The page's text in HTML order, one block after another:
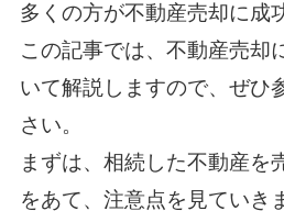
多くの方が不動産売却に成
この記事では、不動産売却
いて解説しますので、ぜひ
さい。
まずは、相続した不動産を
をあて、注意点を見ていき